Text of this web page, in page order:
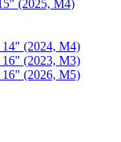
(2025, M4)
(2024, M4)
(2023, M3)
(2026, M5)